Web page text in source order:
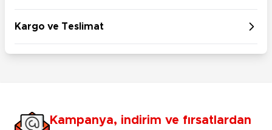
Kargo ve Teslimat
Kampanya, indirim ve fırsatlardan